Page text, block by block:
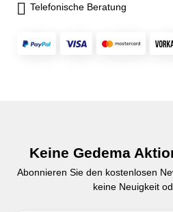
Telefonische Beratung
Keine Gedema
Abonnieren Sie den kostenlosen
keine Neuigkeit